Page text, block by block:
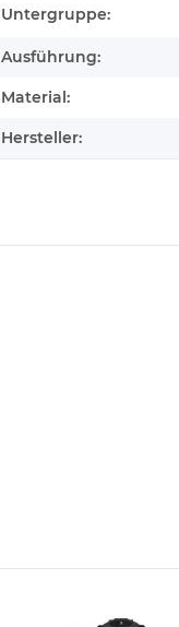
Untergruppe:
Ausführung:
Material:
Hersteller: